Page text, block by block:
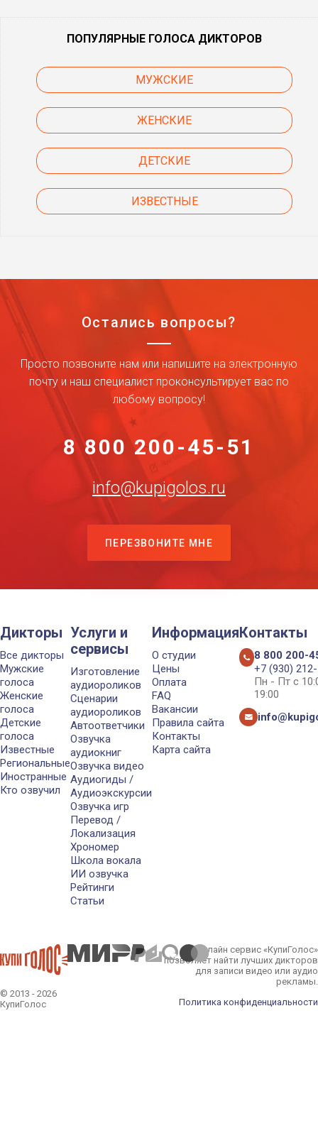
ПОПУЛЯРНЫЕ ГОЛОСА ДИКТОРОВ
МУЖСКИЕ
ЖЕНСКИЕ
ДЕТСКИЕ
ИЗВЕСТНЫЕ
Остались вопросы?
Просто позвоните нам или напишите на электронную
почту и наш специалист проконсультирует вас по
любому вопросу!
8 800 200-45-51
info@kupigolos.ru
ПЕРЕЗВОНИТЕ МНЕ
Дикторы
Все дикторы
Мужские
голоса
Женские
голоса
Детские
голоса
Известные
Региональные
Иностранные
Кто озвучил
Услуги и
сервисы
Изготовление
аудиороликов
Сценарии
аудиороликов
Автоответчики
Озвучка
аудиокниг
Озвучка видео
Аудиогиды /
Аудиоэкскурсии
Озвучка игр
Перевод /
Локализация
Хрономер
Школа вокала
ИИ озвучка
Рейтинги
Статьи
Информация
О студии
Цены
Оплата
FAQ
Вакансии
Правила сайта
Контакты
Карта сайта
Контакты
8 800 200-
+7 (930)
Пн - Пт с
19:00
© 2013 - 2026
КупиГолос
Онлайн сервис «КупиГолос»
позволяет найти лучших дикторов
для записи видео или аудио
рекламы.
Политика конфиденциальности